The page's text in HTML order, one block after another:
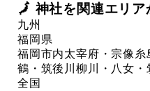
🗾神社を関連エリア
九州
福岡県
福岡市内太宰府・宗像糸
鶴・筑後川 柳川・八女・
全国